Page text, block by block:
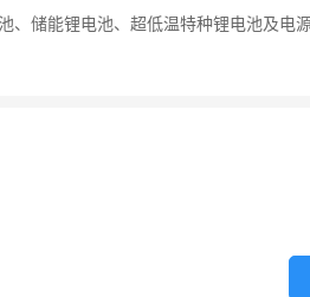
储能锂电池、超低温特种锂电池及电源